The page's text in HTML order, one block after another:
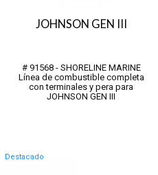
JOHNSON GEN III
# 91568 - SHORELINE MARINE
Línea de combustible completa
con terminales y pera para
JOHNSON GEN III
Destacado